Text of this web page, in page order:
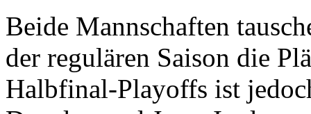
Beide Mannschaften
der regulären Saison die
Halbfinal-Playoffs ist